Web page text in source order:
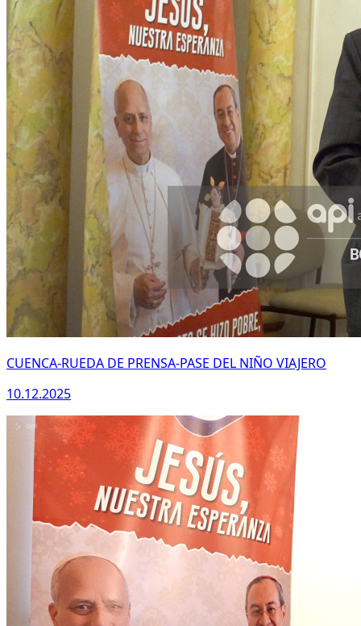
CUENCA-RUEDA DE PRENSA-PASE DEL NIÑO VIAJERO
10.12.2025